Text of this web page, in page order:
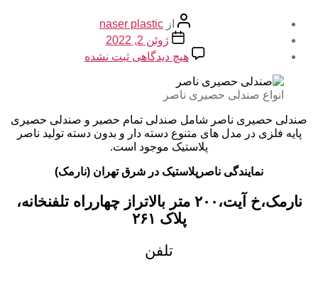
نویسنده
نوشته
از naser plastic
تاریخ
نوشته
ژوئن 2, 2022
هیچ دیدگاهی برای
ثبت نشده
انواع صندلی حصیری ناصر
صندلی حصیری ناصر شامل صندلی تمام حصیر و صندلی حصیری
پایه فلزی در مدل های متنوع دسته دار و بدون دسته تولید ناصر
پلاستیک موجود است.
نمایندگی ناصرپلاستیک در شرق تهران (نارمک)
نارمک،خ آیت،۲۰۰ متر بالاتراز چهارراه تلفنخانه،
پلاک ۲۶۱
تلفن